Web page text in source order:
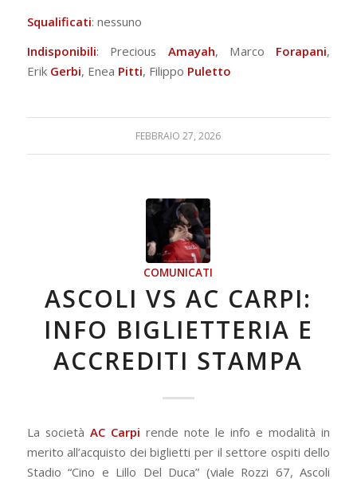
Squalificati: nessuno
Indisponibili: Precious Amayah, Marco Forapani,
Erik Gerbi, Enea Pitti, Filippo Puletto
FEBBRAIO 27, 2026
COMUNICATI
ASCOLI VS AC CARPI:
INFO BIGLIETTERIA E
ACCREDITI STAMPA
La società AC Carpi rende note le info e modalità in
merito all’acquisto dei biglietti per il settore ospiti dello
Stadio “Cino e Lillo Del Duca” (viale Rozzi 67, Ascoli